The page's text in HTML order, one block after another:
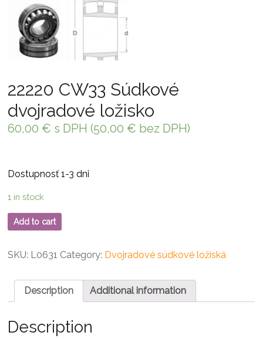
22220 CW33 Súdkové
dvojradové ložisko
60,00 € s DPH (50,00 € bez DPH)
Dostupnosť 1-3 dni
1 in stock
Add to cart
SKU: L0631 Category: Dvojradové súdkové ložiská
Description Additional information
Description